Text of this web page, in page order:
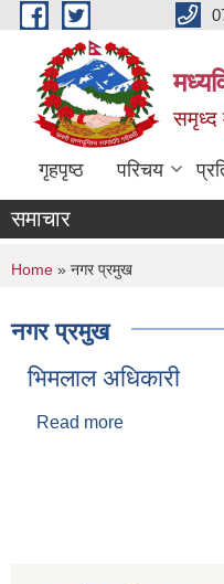
Skip to main content
समृध्द
गृहपृष्ठ परिचय
समाचार
You are here
Home » नगर प्रमुख
नगर प्रमुख
भिमलाल अधिकारी
Read more